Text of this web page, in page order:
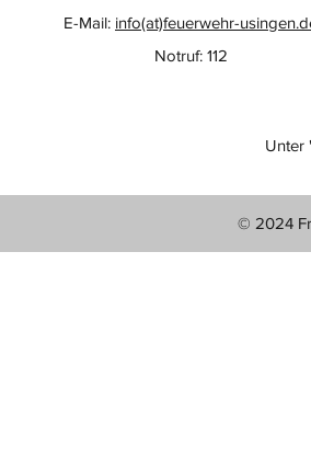
E-Mail: info(at)feuerwehr-
Notruf: 112
Unter
© 2024